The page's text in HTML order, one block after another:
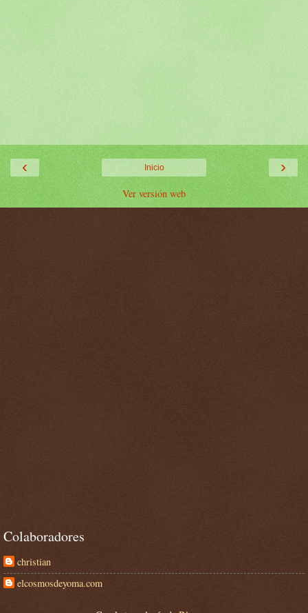
‹ ›
Inicio
Ver versión web
Colaboradores
christian
elcosmosdeyoma.com